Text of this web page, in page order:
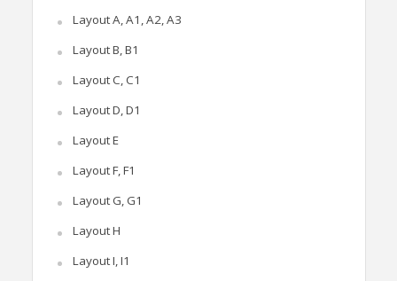
Layout A, A1, A2, A3
Layout B, B1
Layout C, C1
Layout D, D1
Layout E
Layout F, F1
Layout G, G1
Layout H
Layout I, I1